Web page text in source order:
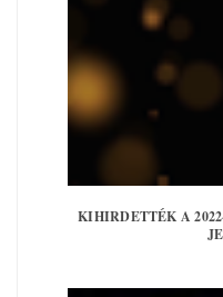
KIHIRDETTÉK A